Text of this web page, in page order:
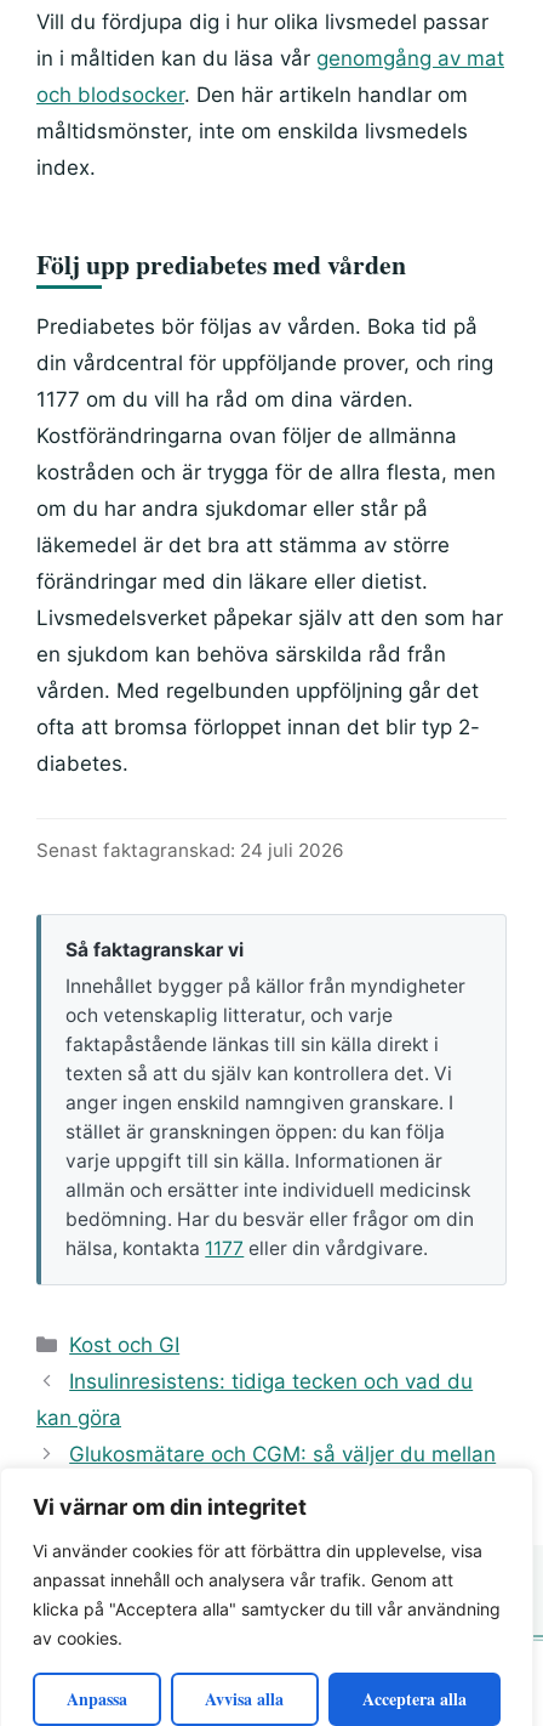
Vi värnar om din integritet
Vi använder cookies för att förbättra din upplevelse, visa
anpassat innehåll och analysera vår trafik. Genom att
klicka på "Acceptera alla" samtycker du till vår användning
av cookies.
Anpassa Avvisa alla Acceptera alla
Vill du fördjupa dig i hur olika livsmedel passar
in i måltiden kan du läsa vår genomgång av mat
och blodsocker. Den här artikeln handlar om
måltidsmönster, inte om enskilda livsmedels
index.
Följ upp prediabetes med vården
Prediabetes bör följas av vården. Boka tid på
din vårdcentral för uppföljande prover, och ring
1177 om du vill ha råd om dina värden.
Kostförändringarna ovan följer de allmänna
kostråden och är trygga för de allra flesta, men
om du har andra sjukdomar eller står på
läkemedel är det bra att stämma av större
förändringar med din läkare eller dietist.
Livsmedelsverket påpekar själv att den som har
en sjukdom kan behöva särskilda råd från
vården. Med regelbunden uppföljning går det
ofta att bromsa förloppet innan det blir typ 2-
diabetes.
Senast faktagranskad: 24 juli 2026
Så faktagranskar vi
Innehållet bygger på källor från myndigheter
och vetenskaplig litteratur, och varje
faktapåstående länkas till sin källa direkt i
texten så att du själv kan kontrollera det. Vi
anger ingen enskild namngiven granskare. I
stället är granskningen öppen: du kan följa
varje uppgift till sin källa. Informationen är
allmän och ersätter inte individuell medicinsk
bedömning. Har du besvär eller frågor om din
hälsa, kontakta 1177 eller din vårdgivare.
Kategorier
Kost och GI
Insulinresistens: tidiga tecken och vad du
kan göra
Glukosmätare och CGM: så väljer du mellan
© 2026 Glukos.se · Kunskap om blodsocker och
glukosmetabolism